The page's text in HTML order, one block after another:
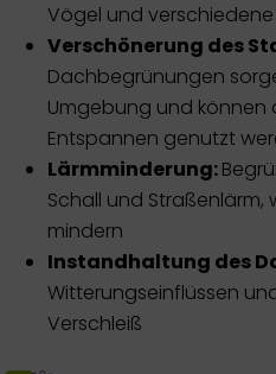
Vögel und
Verschönerung des
Dachbegrünungen
Umgebung und können
Entspannen genutzt
Lärmminderung:
Schall und Straßenlärm,
mindern
Instandhaltung des
Witterungseinflüssen
Verschleiß